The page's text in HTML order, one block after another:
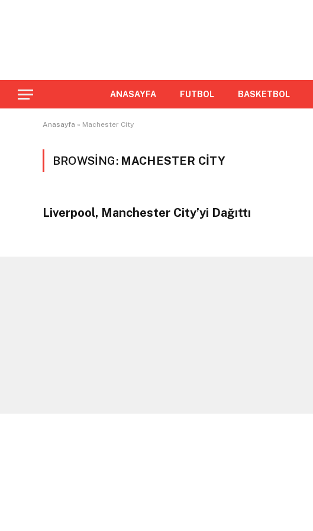
ANASAYFA FUTBOL BASKETBOL
Anasayfa » Machester City
BROWSING: MACHESTER CITY
Liverpool, Manchester City’yi Dağıttı